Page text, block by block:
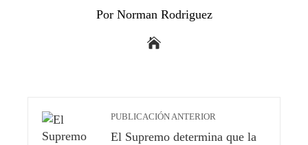
Por Norman Rodriguez
PUBLICACIÓN ANTERIOR
El Supremo determina que la